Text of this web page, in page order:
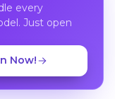
every
Just open
Now!